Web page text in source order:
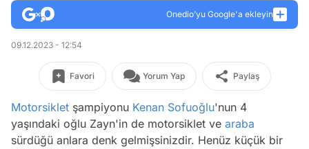
Onedio’yu Google'a ekleyin
09.12.2023 - 12:54
Favori Yorum Yap Paylaş
Motorsiklet şampiyonu Kenan Sofuoğlu'nun 4
yaşındaki oğlu Zayn'in de motorsiklet ve araba
sürdüğü anlara denk gelmişsinizdir. Henüz küçük bir